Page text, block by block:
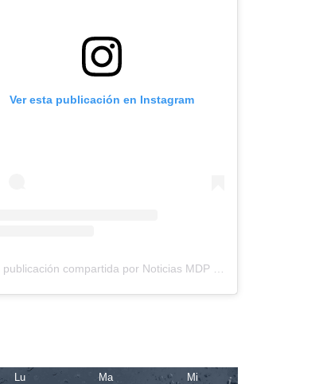
Ver esta publicación en Instagram
compartida por Noticias MDP (@noticiasmdp)
Lu Ma Mi